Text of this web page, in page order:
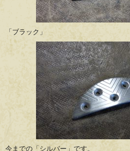
「ブラック」
今までの「シルバー」です。